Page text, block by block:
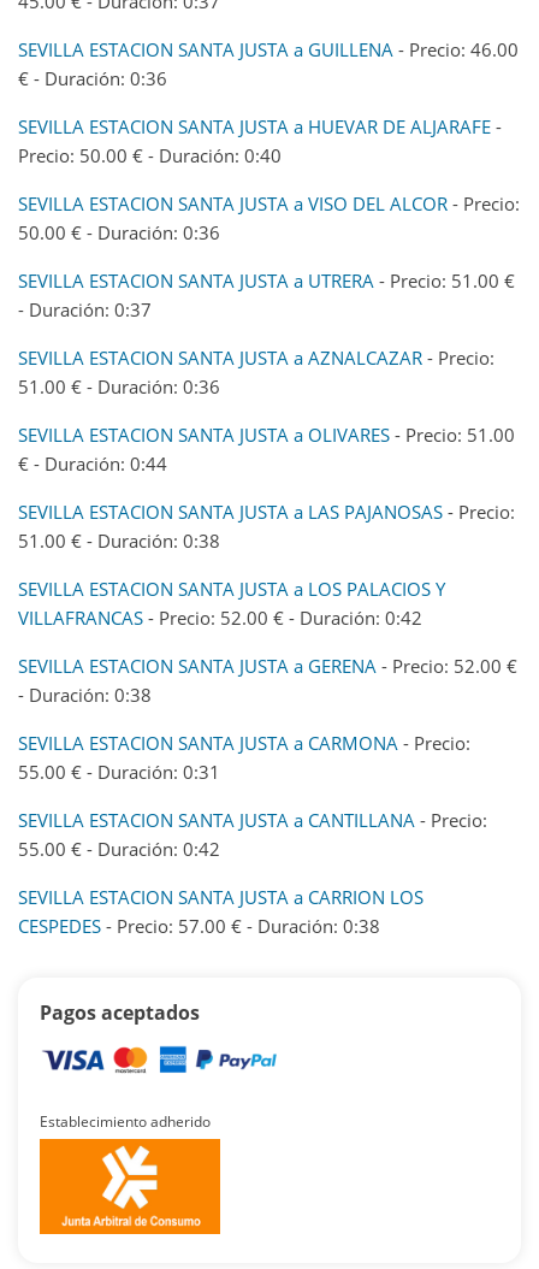
SEVILLA ESTACION SANTA JUSTA a GUILLENA - Precio: 46.00
€ - Duración: 0:36
SEVILLA ESTACION SANTA JUSTA a HUEVAR DE ALJARAFE -
Precio: 50.00 € - Duración: 0:40
SEVILLA ESTACION SANTA JUSTA a VISO DEL ALCOR - Precio:
50.00 € - Duración: 0:36
SEVILLA ESTACION SANTA JUSTA a UTRERA - Precio: 51.00 €
- Duración: 0:37
SEVILLA ESTACION SANTA JUSTA a AZNALCAZAR - Precio:
51.00 € - Duración: 0:36
SEVILLA ESTACION SANTA JUSTA a OLIVARES - Precio: 51.00
€ - Duración: 0:44
SEVILLA ESTACION SANTA JUSTA a LAS PAJANOSAS - Precio:
51.00 € - Duración: 0:38
SEVILLA ESTACION SANTA JUSTA a LOS PALACIOS Y
VILLAFRANCAS - Precio: 52.00 € - Duración: 0:42
SEVILLA ESTACION SANTA JUSTA a GERENA - Precio: 52.00 €
- Duración: 0:38
SEVILLA ESTACION SANTA JUSTA a CARMONA - Precio:
55.00 € - Duración: 0:31
SEVILLA ESTACION SANTA JUSTA a CANTILLANA - Precio:
55.00 € - Duración: 0:42
SEVILLA ESTACION SANTA JUSTA a CARRION LOS
CESPEDES - Precio: 57.00 € - Duración: 0:38
Pagos aceptados
Establecimiento adherido